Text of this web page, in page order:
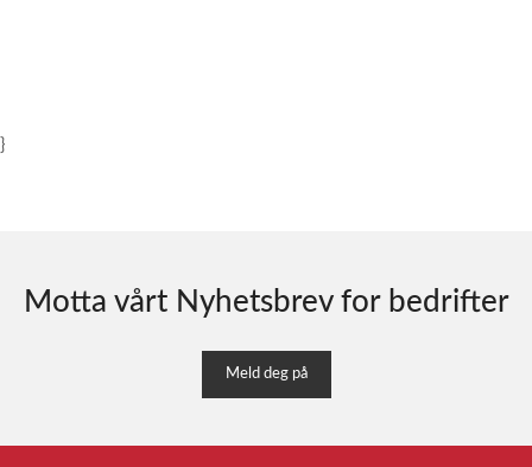
}
Motta vårt Nyhetsbrev for bedrifter
Meld deg på